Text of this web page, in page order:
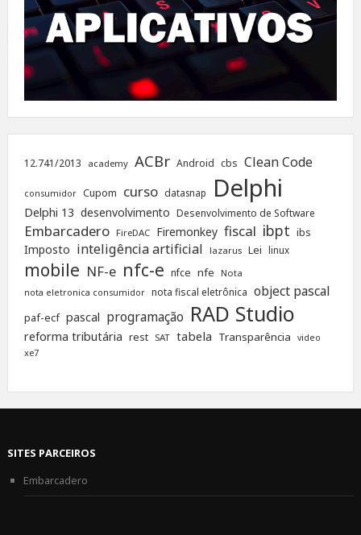
12.741/2013 academy ACBr Android cbs Clean Code
consumidor Cupom curso datasnap Delphi
Delphi 13 desenvolvimento Desenvolvimento de Software
Embarcadero FireDAC Firemonkey fiscal ibpt ibs
Imposto inteligência artificial lazarus Lei linux
mobile NF-e nfc-e nfce nfe Nota
nota eletronica consumidor nota fiscal eletrônica object pascal
paf-ecf pascal programação RAD Studio
reforma tributária rest SAT tabela Transparência video
xe7
SITES PARCEIROS
Embarcadero